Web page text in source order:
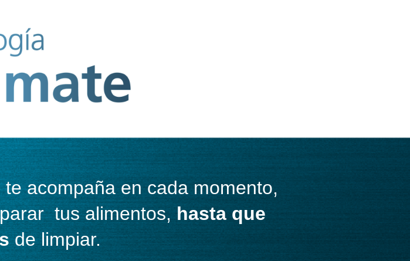
te acompaña en cada momento,
tus alimentos,hasta que
de limpiar.